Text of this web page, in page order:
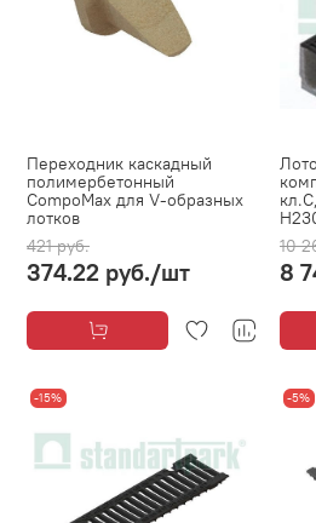
Переходник каскадный
полимербетонный
CompoMax для V-образных
лотков
421 руб.
374.22 руб./шт
10
8
-15% -5%